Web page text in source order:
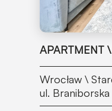
APARTMENT
Wrocław \
ul. Braniborska